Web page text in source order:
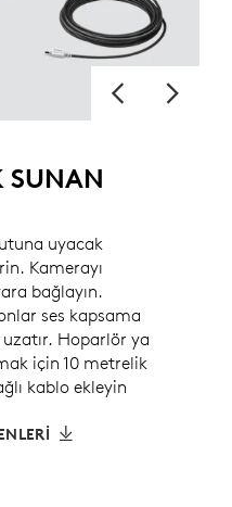
SUNAN
uyacak
Kamerayı
bağlayın.
ses kapsama
Hoparlör ya
için 10 metrelik
kablo ekleyin